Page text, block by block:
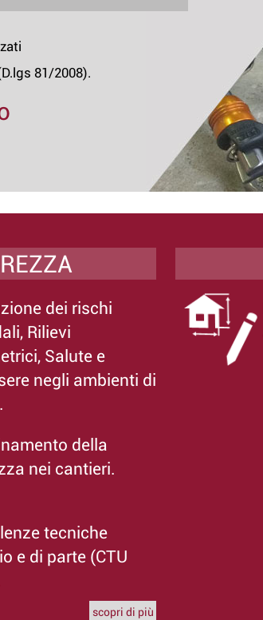
81/2008).
dei rischi
Rilievi
Salute e
negli ambienti di
della
nei cantieri.
tecniche
e di parte (CTU
scopri di più